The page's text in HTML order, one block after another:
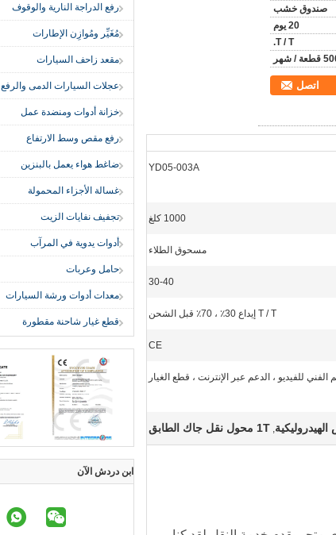
رفع الدراجة النارية والوقوف
مُغَيِّر ومُوازِن الإطارات
مقعد زاحف السيارات
عجلات السيارات الدمى والرفع
خزانة أدوات ومنضدة عمل
رفع مقص وسط الارتفاع
ضاغط هواء يعمل بالبنزين
غسالة الأجزاء المحمولة
تجفيف نفايات الزيت
أدوات يدوية في المرآب
حامل وعربات
معدات أدوات ورشة السيارات
قطع غيار شاحنة مقطورة
ابن دردش الآن
صندوق خشب
20 يوم
T / T.
/ شهر
اتصل
YD05-003A
1000 كلغ
مسحوق الطلاء
30-40
T / T إيداع 30٪ ، 70٪ قبل الشحن
CE
الفني للفيديو ، الدعم عبر الإنترنت ، قطع الغيار
, 1T محول نقل جاك الطابق